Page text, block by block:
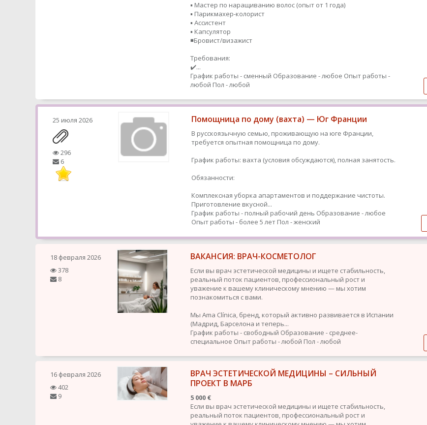
▪️ Мастер по наращиванию волос (опыт от 1 года)
▪️ Парикмахер-колорист
▪️ Ассистент
▪️ Капсулятор
◾️Бровист/визажист
Требования:
✔️...
График работы - сменный Образование - любое Опыт работы -
любой Пол - любой
25 июля 2026
296
6
Помощница по дому (вахта) — Юг Франции
В русскоязычную семью, проживающую на юге Франции,
требуется опытная помощница по дому.
График работы: вахта (условия обсуждаются), полная занятость.
Обязанности:
Комплексная уборка апартаментов и поддержание чистоты.
Приготовление вкусной...
График работы - полный рабочий день Образование - любое
Опыт работы - более 5 лет Пол - женский
18 февраля 2026
378
8
ВАКАНСИЯ: ВРАЧ-КОСМЕТОЛОГ
Если вы врач эстетической медицины и ищете стабильность,
реальный поток пациентов, профессиональный рост и
уважение к вашему клиническому мнению — мы хотим
познакомиться с вами.
Мы Ama Clínica, бренд, который активно развивается в Испании
(Мадрид, Барселона и теперь...
График работы - свободный Образование - среднее-
специальное Опыт работы - любой Пол - любой
16 февраля 2026
402
9
ВРАЧ ЭСТЕТИЧЕСКОЙ МЕДИЦИНЫ – СИЛЬНЫЙ
ПРОЕКТ В МАРБ
5 000 €
Если вы врач эстетической медицины и ищете стабильность,
реальный поток пациентов, профессиональный рост и